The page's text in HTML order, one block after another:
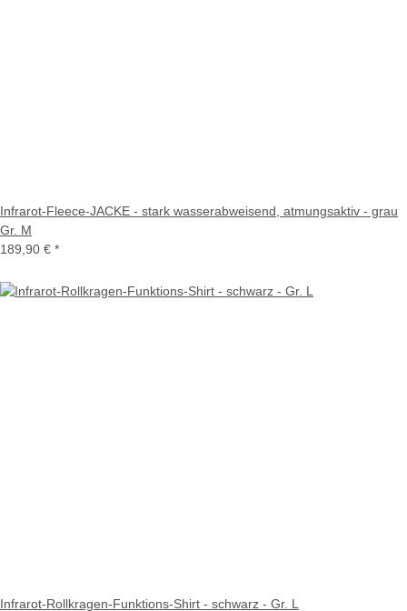
Infrarot-Fleece-JACKE - stark wasserabweisend, atmungsaktiv - grau
Gr. M
189,90 € *
Infrarot-Rollkragen-Funktions-Shirt - schwarz - Gr. L